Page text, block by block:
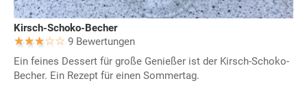
Kirsch-Schoko-Becher
9 Bewertungen
Ein feines Dessert für große Genießer ist der Kirsch-Schoko-
Becher. Ein Rezept für einen Sommertag.